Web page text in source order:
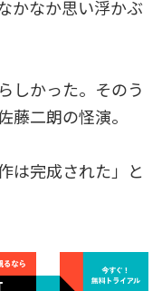
かなか思い浮かぶ
しかった。そのう
藤二朗の怪演。
は完成された」と